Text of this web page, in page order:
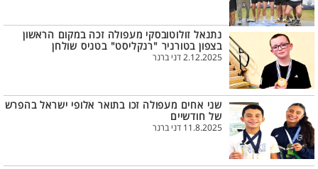
נתנאל זולוטובסקי מעפולה זכה במקום הראשון
בצפון בטורניר "רנקליסט" בטניס שולחן
2.12.2025 דני ברנר
שני אחים מעפולה זכו בתואר אלופי ישראל בהפרש
של חודשיים
11.8.2025 דני ברנר